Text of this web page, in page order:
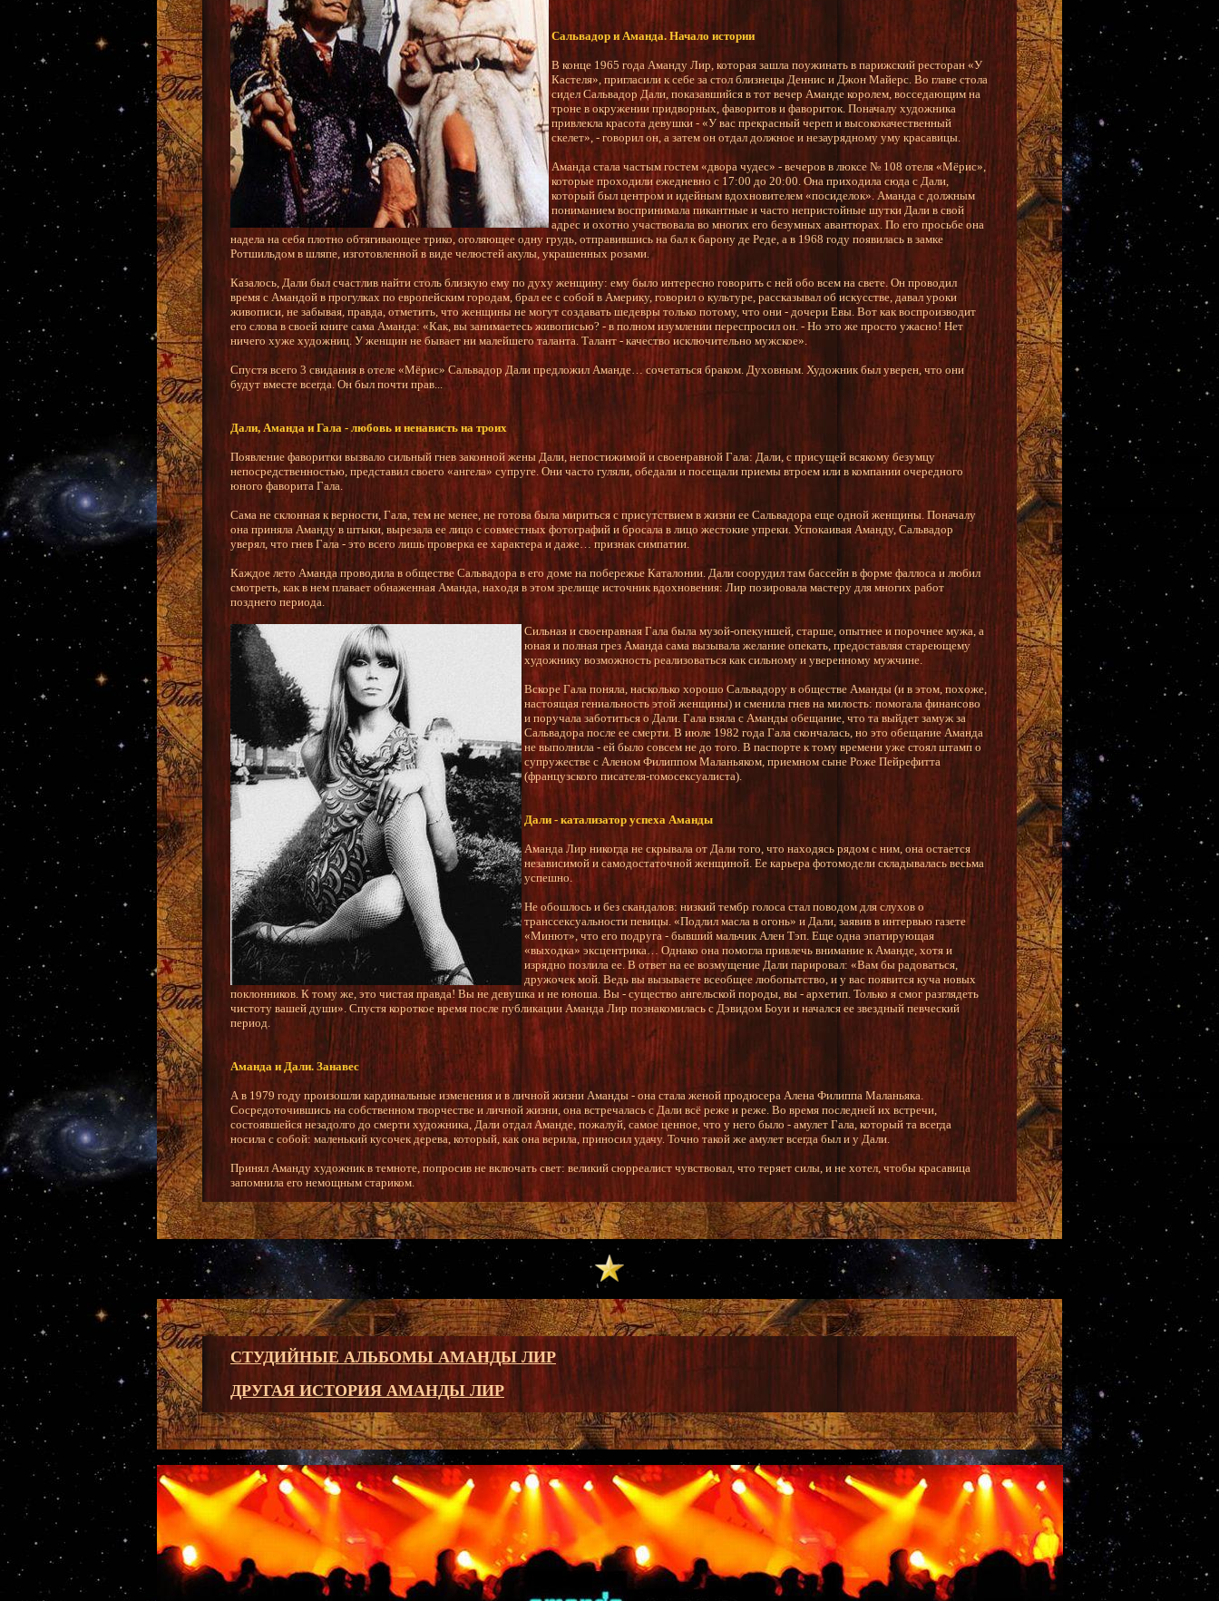
Сальвадор и Аманда. Начало истории
В конце 1965 года Аманду Лир, которая зашла поужинать в парижский ресторан «У
Кастеля», пригласили к себе за стол близнецы Деннис и Джон Майерс. Во главе стола
сидел Сальвадор Дали, показавшийся в тот вечер Аманде королем, восседающим на
троне в окружении придворных, фаворитов и фавориток. Поначалу художника
привлекла красота девушки - «У вас прекрасный череп и высококачественный
скелет», - говорил он, а затем он отдал должное и незаурядному уму красавицы.
Аманда стала частым гостем «двора чудес» - вечеров в люксе № 108 отеля «Мёрис»,
которые проходили ежедневно с 17:00 до 20:00. Она приходила сюда с Дали,
который был центром и идейным вдохновителем «посиделок». Аманда с должным
пониманием воспринимала пикантные и часто непристойные шутки Дали в свой
адрес и охотно участвовала во многих его безумных авантюрах. По его просьбе она
надела на себя плотно обтягивающее трико, оголяющее одну грудь, отправившись на бал к барону де Реде, а в 1968 году появилась в замке
Ротшильдом в шляпе, изготовленной в виде челюстей акулы, украшенных розами.
Казалось, Дали был счастлив найти столь близкую ему по духу женщину: ему было интересно говорить с ней обо всем на свете. Он проводил
время с Амандой в прогулках по европейским городам, брал ее с собой в Америку, говорил о культуре, рассказывал об искусстве, давал уроки
живописи, не забывая, правда, отметить, что женщины не могут создавать шедевры только потому, что они - дочери Евы. Вот как воспроизводит
его слова в своей книге сама Аманда: «Как, вы занимаетесь живописью? - в полном изумлении переспросил он. - Но это же просто ужасно! Нет
ничего хуже художниц. У женщин не бывает ни малейшего таланта. Талант - качество исключительно мужское».
Спустя всего 3 свидания в отеле «Мёрис» Сальвадор Дали предложил Аманде… сочетаться браком. Духовным. Художник был уверен, что они
будут вместе всегда. Он был почти прав...
Дали, Аманда и Гала - любовь и ненависть на троих
Появление фаворитки вызвало сильный гнев законной жены Дали, непостижимой и своенравной Гала: Дали, с присущей всякому безумцу
непосредственностью, представил своего «ангела» супруге. Они часто гуляли, обедали и посещали приемы втроем или в компании очередного
юного фаворита Гала.
Сама не склонная к верности, Гала, тем не менее, не готова была мириться с присутствием в жизни ее Сальвадора еще одной женщины. Поначалу
она приняла Аманду в штыки, вырезала ее лицо с совместных фотографий и бросала в лицо жестокие упреки. Успокаивая Аманду, Сальвадор
уверял, что гнев Гала - это всего лишь проверка ее характера и даже… признак симпатии.
Каждое лето Аманда проводила в обществе Сальвадора в его доме на побережье Каталонии. Дали соорудил там бассейн в форме фаллоса и любил
смотреть, как в нем плавает обнаженная Аманда, находя в этом зрелище источник вдохновения: Лир позировала мастеру для многих работ
позднего периода.
Сильная и своенравная Гала была музой-опекуншей, старше, опытнее и порочнее мужа, а
юная и полная грез Аманда сама вызывала желание опекать, предоставляя стареющему
художнику возможность реализоваться как сильному и уверенному мужчине.
Вскоре Гала поняла, насколько хорошо Сальвадору в обществе Аманды (и в этом, похоже,
настоящая гениальность этой женщины) и сменила гнев на милость: помогала финансово
и поручала заботиться о Дали. Гала взяла с Аманды обещание, что та выйдет замуж за
Сальвадора после ее смерти. В июле 1982 года Гала скончалась, но это обещание Аманда
не выполнила - ей было совсем не до того. В паспорте к тому времени уже стоял штамп о
супружестве с Аленом Филиппом Маланьяком, приемном сыне Роже Пейрефитта
(французского писателя-гомосексуалиста).
Дали - катализатор успеха Аманды
Аманда Лир никогда не скрывала от Дали того, что находясь рядом с ним, она остается
независимой и самодостаточной женщиной. Ее карьера фотомодели складывалась весьма
успешно.
Не обошлось и без скандалов: низкий тембр голоса стал поводом для слухов о
транссексуальности певицы. «Подлил масла в огонь» и Дали, заявив в интервью газете
«Минют», что его подруга - бывший мальчик Ален Тэп. Еще одна эпатирующая
«выходка» эксцентрика… Однако она помогла привлечь внимание к Аманде, хотя и
изрядно позлила ее. В ответ на ее возмущение Дали парировал: «Вам бы радоваться,
дружочек мой. Ведь вы вызываете всеобщее любопытство, и у вас появится куча новых
поклонников. К тому же, это чистая правда! Вы не девушка и не юноша. Вы - существо ангельской породы, вы - архетип. Только я смог разглядеть
чистоту вашей души». Спустя короткое время после публикации Аманда Лир познакомилась с Дэвидом Боуи и начался ее звездный певческий
период.
Аманда и Дали. Занавес
А в 1979 году произошли кардинальные изменения и в личной жизни Аманды - она стала женой продюсера Алена Филиппа Маланьяка.
Сосредоточившись на собственном творчестве и личной жизни, она встречалась с Дали всё реже и реже. Во время последней их встречи,
состоявшейся незадолго до смерти художника, Дали отдал Аманде, пожалуй, самое ценное, что у него было - амулет Гала, который та всегда
носила с собой: маленький кусочек дерева, который, как она верила, приносил удачу. Точно такой же амулет всегда был и у Дали.
Принял Аманду художник в темноте, попросив не включать свет: великий сюрреалист чувствовал, что теряет силы, и не хотел, чтобы красавица
запомнила его немощным стариком.
СТУДИЙНЫЕ АЛЬБОМЫ АМАНДЫ ЛИР
ДРУГАЯ ИСТОРИЯ АМАНДЫ ЛИР